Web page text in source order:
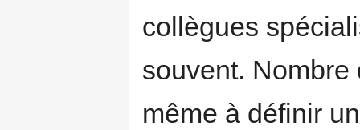
collègues
souvent. Nombre
même à définir